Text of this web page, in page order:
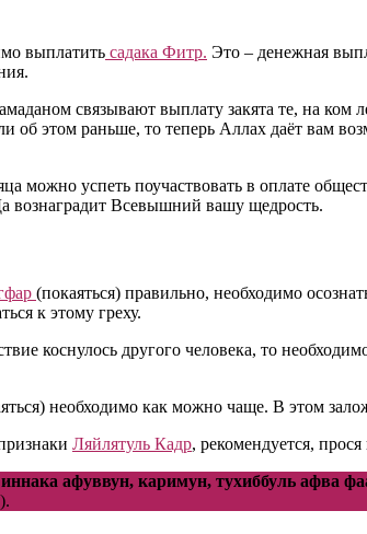
выплатить садака Фитр. Это – денежная
связывают выплату закята те, на ком
об этом раньше, то теперь Аллах даёт вам
можно успеть поучаствовать в оплате
вознаградит Всевышний вашу щедрость.
(покаяться) правильно, необходимо
к этому греху.
коснулось другого человека, то
необходимо как можно чаще. В этом
Ляйлятуль Кадр, рекомендуется,
афуввун, каримун, тухиббуль афва